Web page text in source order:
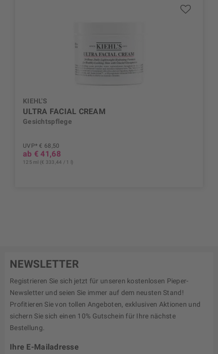
KIEHL'S
ULTRA FACIAL CREAM
Gesichtspflege
UVP* € 68,50
ab € 41,68
125 ml (€ 333,44 / 1 l)
NEWSLETTER
Registrieren Sie sich jetzt für unseren kostenlosen Pieper-
Newsletter und seien Sie immer auf dem neusten Stand!
Profitieren Sie von tollen Angeboten, exklusiven Aktionen und
sichern Sie sich einen 10% Gutschein für Ihre nächste
Bestellung.
Ihre E-Mailadresse